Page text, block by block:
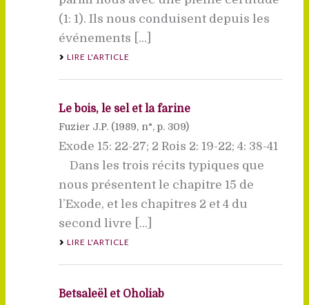
(1: 1). Ils nous conduisent depuis les
événements [...]
LIRE L'ARTICLE
Le bois, le sel et la farine
Fuzier J.P. (1989, n°, p. 309)
Exode 15: 22-27; 2 Rois 2: 19-22; 4: 38-41
Dans les trois récits typiques que
nous présentent le chapitre 15 de
l’Exode, et les chapitres 2 et 4 du
second livre [...]
LIRE L'ARTICLE
Betsaleël et Oholiab